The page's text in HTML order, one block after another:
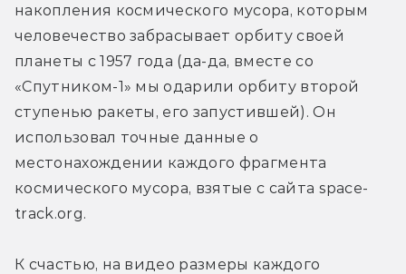
накопления космического мусора, которым
человечество забрасывает орбиту своей
планеты с 1957 года (да-да, вместе со
«Спутником-1» мы одарили орбиту второй
ступенью ракеты, его запустившей). Он
использовал точные данные о
местонахождении каждого фрагмента
космического мусора, взятые с сайта space-
track.org.
К счастью, на видео размеры каждого